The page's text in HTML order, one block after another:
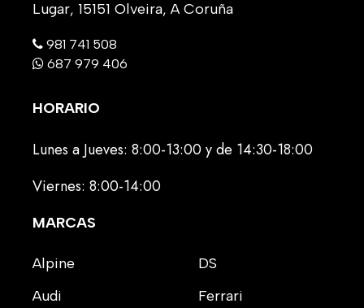
Lugar, 15151 Olveira, A Coruña
981 741 508
687 979 406
HORARIO
Lunes a Jueves: 8:00-13:00 y de 14:30-18:00
Viernes: 8:00-14:00
MARCAS
Alpine
Audi
DS
Ferrari